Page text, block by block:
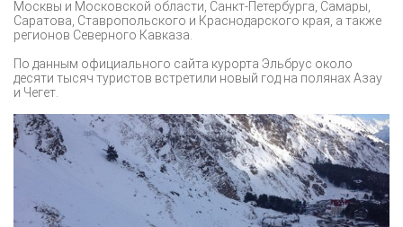
Москвы и Московской области, Санкт-Петербурга, Самары,
Саратова, Ставропольского и Краснодарского края, а также
регионов Северного Кавказа.
По данным официального сайта курорта Эльбрус около
десяти тысяч туристов встретили новый год на полянах Азау
и Чегет.